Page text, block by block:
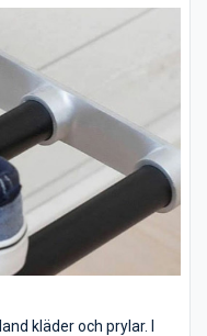
kläder och prylar. I